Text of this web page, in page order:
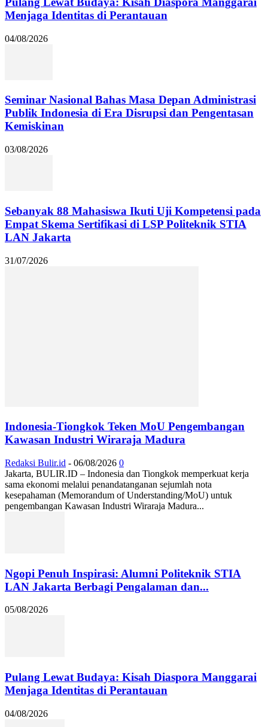
Menjaga Identitas di Perantauan
04/08/2026
Seminar Nasional Bahas Masa Depan Administrasi
Publik Indonesia di Era Disrupsi dan Pengentasan
Kemiskinan
03/08/2026
Sebanyak 88 Mahasiswa Ikuti Uji Kompetensi pada
Empat Skema Sertifikasi di LSP Politeknik STIA
LAN Jakarta
31/07/2026
Indonesia-Tiongkok Teken MoU Pengembangan
Kawasan Industri Wiraraja Madura
Redaksi Bulir.id - 06/08/2026 0
Jakarta, BULIR.ID – Indonesia dan Tiongkok memperkuat kerja
sama ekonomi melalui penandatanganan sejumlah nota
kesepahaman (Memorandum of Understanding/MoU) untuk
pengembangan Kawasan Industri Wiraraja Madura...
Ngopi Penuh Inspirasi: Alumni Politeknik STIA
LAN Jakarta Berbagi Pengalaman dan...
05/08/2026
Pulang Lewat Budaya: Kisah Diaspora Manggarai
Menjaga Identitas di Perantauan
04/08/2026